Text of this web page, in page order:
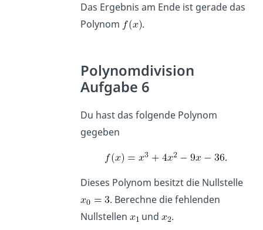
Das Ergebnis am Ende ist gerade das
Polynom
.
Polynomdivision
Aufgabe 6
Du hast das folgende Polynom
gegeben
.
Dieses Polynom besitzt die Nullstelle
. Berechne die fehlenden
Nullstellen
und .